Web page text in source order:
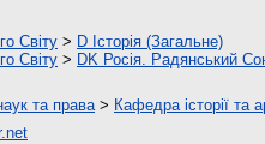
Світу > D Історія (Загальне)
Світу > DK Росія. Радянський
та права> Кафедра історії та